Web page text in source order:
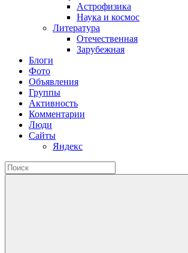
Астрофизика
Наука и космос
Литература
Отечественная
Зарубежная
Блоги
Фото
Объявления
Группы
Активность
Комментарии
Люди
Сайты
Яндекс